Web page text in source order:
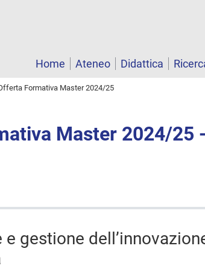
Home
Ateneo Didattica
Formativa Master 2024/25
Master 2024/25
gestione